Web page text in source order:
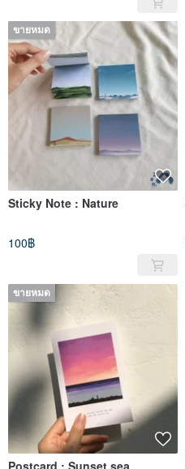
ขายหมด
Sticky Note : Nature
100฿
ขายหมด